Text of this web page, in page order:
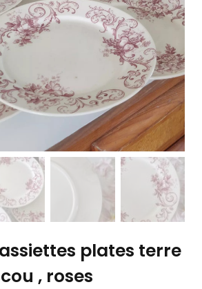
plates terre
, roses